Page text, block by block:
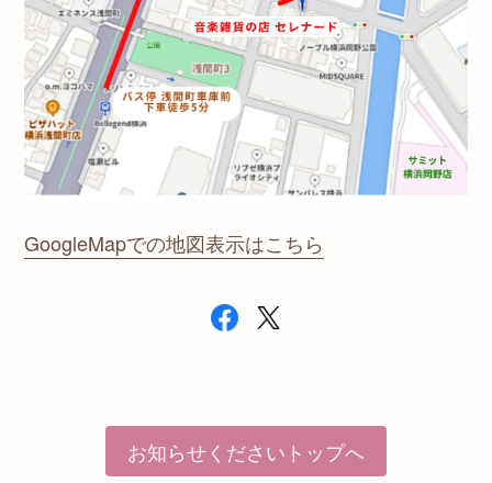
GoogleMapでの地図表示はこちら
お知らせくださいトップへ